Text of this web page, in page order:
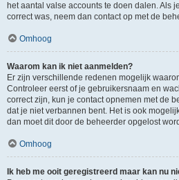
het aantal valse accounts te doen dalen. Als
correct was, neem dan contact op met de
Omhoog
Waarom kan ik niet aanmelden?
Er zijn verschillende redenen mogelijk
Controleer eerst of je gebruikersnaam en
correct zijn, kun je contact opnemen met de
dat je niet verbannen bent. Het is ook
dan moet dit door de beheerder opgelost
Omhoog
Ik heb me ooit geregistreerd maar kan nu